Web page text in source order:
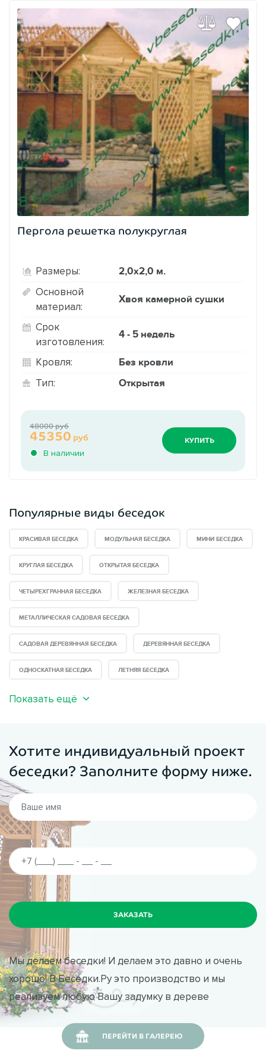
Пергола решетка полукруглая
Размеры: 2,0х2,0 м.
Основной
материал:
Хвоя камерной сушки
Срок
изготовления:
4 - 5 недель
Кровля: Без кровли
Тип: Открытая
В наличии
45350 руб
48000 руб
КУПИТЬ
Популярные виды беседок
КРАСИВАЯ БЕСЕДКА МОДУЛЬНАЯ БЕСЕДКА МИНИ БЕСЕДКА
КРУГЛАЯ БЕСЕДКА ОТКРЫТАЯ БЕСЕДКА
ЧЕТЫРЕХГРАННАЯ БЕСЕДКА ЖЕЛЕЗНАЯ БЕСЕДКА
МЕТАЛЛИЧЕСКАЯ САДОВАЯ БЕСЕДКА
САДОВАЯ ДЕРЕВЯННАЯ БЕСЕДКА ДЕРЕВЯННАЯ БЕСЕДКА
ОДНОСКАТНАЯ БЕСЕДКА ЛЕТНЯЯ БЕСЕДКА
Показать ещё
Хотите индивидуальный проект
беседки? Заполните форму ниже.
Мы делаем беседки! И делаем это давно и очень
хорошо! В Беседки.Ру это производство и мы
реализуем любую Вашу задумку в дереве
ПЕРЕЙТИ В ГАЛЕРЕЮ